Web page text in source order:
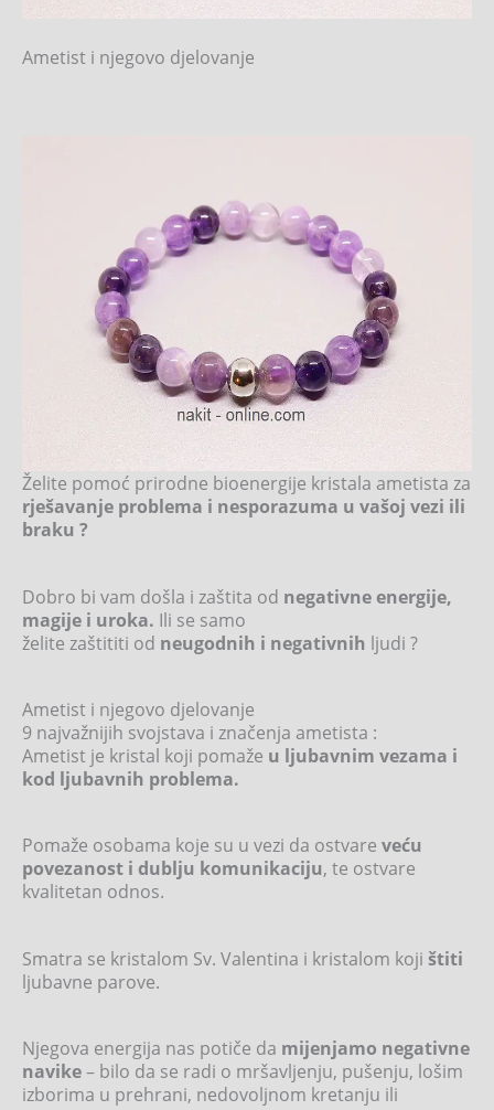
Ametist i njegovo djelovanje
Želite pomoć prirodne bioenergije kristala ametista za
rješavanje problema i nesporazuma u vašoj vezi ili
braku ?
Dobro bi vam došla i zaštita od negativne energije,
magije i uroka. Ili se samo
želite zaštititi od neugodnih i negativnih ljudi ?
Ametist i njegovo djelovanje
9 najvažnijih svojstava i značenja ametista :
Ametist je kristal koji pomaže u ljubavnim vezama i
kod ljubavnih problema.
Pomaže osobama koje su u vezi da ostvare veću
povezanost i dublju komunikaciju, te ostvare
kvalitetan odnos.
Smatra se kristalom Sv. Valentina i kristalom koji štiti
ljubavne parove.
Njegova energija nas potiče da mijenjamo negativne
navike– bilo da se radi o mršavljenju, pušenju, lošim
izborima u prehrani, nedovoljnom kretanju ili